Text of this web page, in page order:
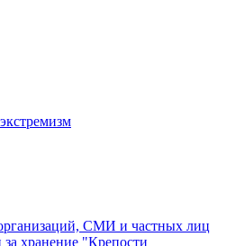
СМИ и частных лиц
хранение "Крепости